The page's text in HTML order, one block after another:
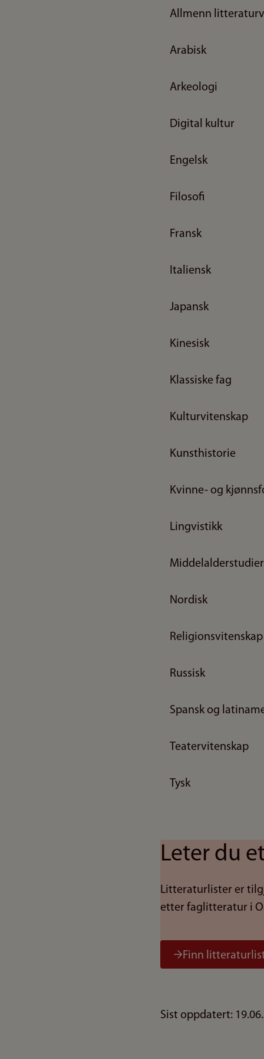
Allmenn
Arabisk
Arkeologi
Digital kultur
Engelsk
Filosofi
Fransk
Italiensk
Japansk
Kinesisk
Klassiske fag
Kulturvitenskap
Kunsthistorie
Kvinne- og
Lingvistikk
Middelalderstudier
Nordisk
Religionsvitenskap
Russisk
Spansk og
Teatervitenskap
Tysk
Leter du
Litteraturlister er
etter faglitteratur i
Finn
Sist oppdatert: